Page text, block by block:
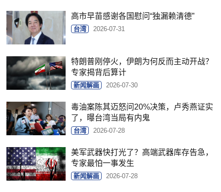
高市早苗感谢各国慰问“独漏赖清德”
台湾 2026-07-31
特朗普刚停火，伊朗为何反而主动开战？
专家揭背后算计
新闻解画 2026-07-30
毒油案陈其迈怒问20%决策，卢秀燕证实
了，曝台湾当局有内鬼
台湾 2026-07-28
美军武器快打光了？高端武器库存告急，
专家最怕一事发生
新闻解画 2026-07-28